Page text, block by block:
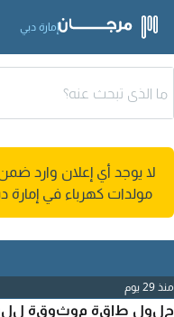
إمارة دبي
لا يوجد أي إعلان وارد
مولدات كهرباء في إمارة
منذ 29 يوم
حلول طاقة موثوقة